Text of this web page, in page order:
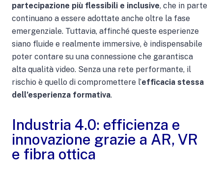
partecipazione più flessibili e inclusive, che in parte
continuano a essere adottate anche oltre la fase
emergenziale. Tuttavia, affinché queste esperienze
siano fluide e realmente immersive, è indispensabile
poter contare su una connessione che garantisca
alta qualità video. Senza una rete performante, il
rischio è quello di compromettere l’efficacia stessa
dell’esperienza formativa.
Industria 4.0: efficienza e
innovazione grazie a AR, VR
e fibra ottica